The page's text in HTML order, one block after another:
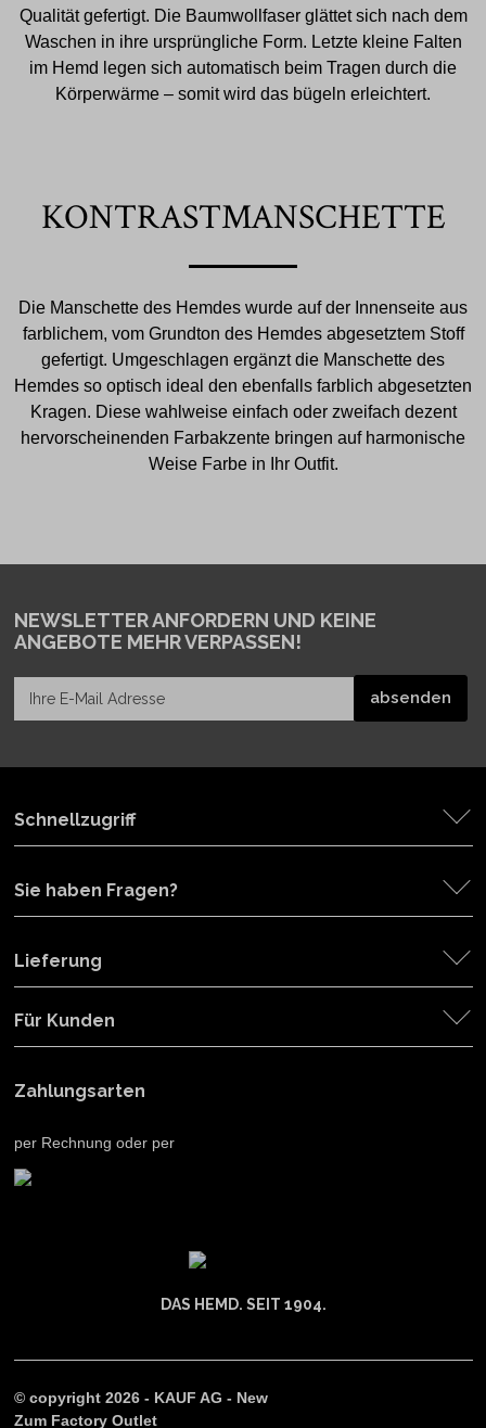
Qualität gefertigt. Die Baumwollfaser glättet sich nach dem
Waschen in ihre ursprüngliche Form. Letzte kleine Falten
im Hemd legen sich automatisch beim Tragen durch die
Körperwärme – somit wird das bügeln erleichtert.
KONTRASTMANSCHETTE
Die Manschette des Hemdes wurde auf der Innenseite aus
farblichem, vom Grundton des Hemdes abgesetztem Stoff
gefertigt. Umgeschlagen ergänzt die Manschette des
Hemdes so optisch ideal den ebenfalls farblich abgesetzten
Kragen. Diese wahlweise einfach oder zweifach dezent
hervorscheinenden Farbakzente bringen auf harmonische
Weise Farbe in Ihr Outfit.
NEWSLETTER ANFORDERN UND KEINE
ANGEBOTE MEHR VERPASSEN!
Schnellzugriff
Sie haben Fragen?
Lieferung
Für Kunden
Zahlungsarten
per Rechnung oder per
DAS HEMD. SEIT 1904.
© copyright 2026 - KAUF AG - New
Zum Factory Outlet